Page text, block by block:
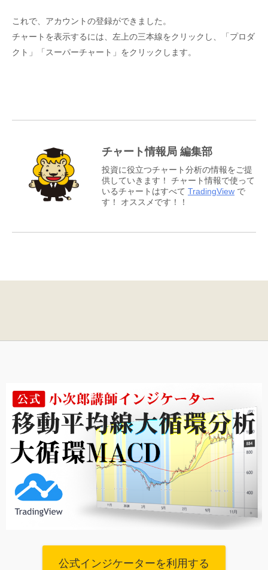
これで、アカウントの登録ができました。
チャートを表示するには、左上の三本線をクリックし、「プロダ
クト」「スーパーチャート」をクリックします。
チャート情報局 編集部
投資に役立つチャート分析の情報をご提
供していきます！ チャート情報で使って
いるチャートはすべて TradingView で
す！ オススメです！！
公式インジケーターを利用する